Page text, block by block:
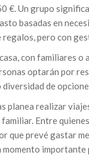
€. Un grupo
basadas en
pero con
con familiares o
optarán por
de
planea realizar
Entre
que prevé gastar
momento